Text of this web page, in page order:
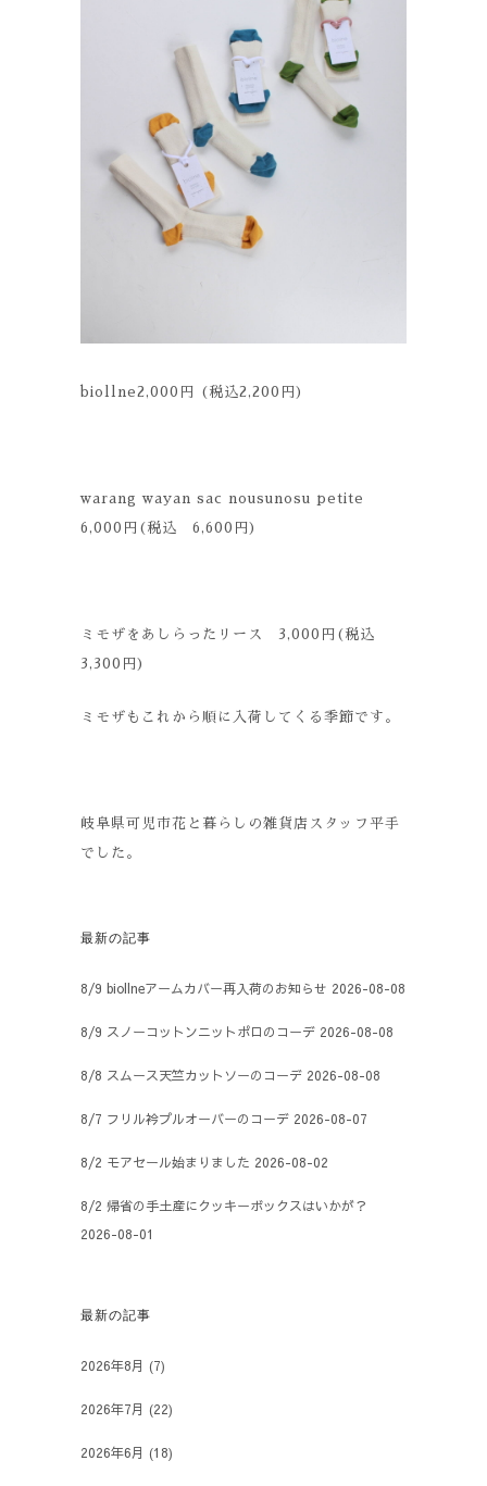
biollne2,000円 (税込2,200円)
warang wayan sac nousunosu petite
6,000円(税込 6,600円)
ミモザをあしらったリース 3,000円(税込
3,300円)
ミモザもこれから順に入荷してくる季節です。
岐阜県可児市花と暮らしの雑貨店スタッフ平手
でした。
最新の記事
8/9 biollneアームカバー再入荷のお知らせ 2026-08-08
8/9 スノーコットンニットポロのコーデ 2026-08-08
8/8 スムース天竺カットソーのコーデ 2026-08-08
8/7 フリル衿プルオーバーのコーデ 2026-08-07
8/2 モアセール始まりました 2026-08-02
8/2 帰省の手土産にクッキーボックスはいかが？
2026-08-01
最新の記事
2026年8月 (7)
2026年7月 (22)
2026年6月 (18)